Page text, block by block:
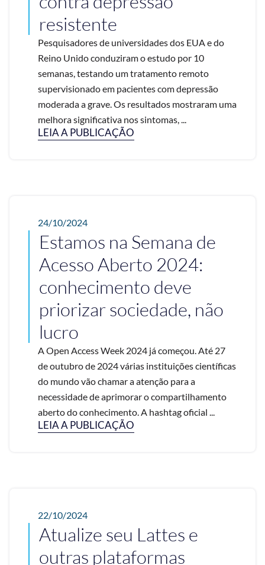
resistente
Pesquisadores de universidades dos EUA e do
Reino Unido conduziram o estudo por 10
semanas, testando um tratamento remoto
supervisionado em pacientes com depressão
moderada a grave. Os resultados mostraram uma
melhora significativa nos sintomas, ...
LEIA A PUBLICAÇÃO
24/10/2024
Estamos na Semana de
Acesso Aberto 2024:
conhecimento deve
priorizar sociedade, não
lucro
A Open Access Week 2024 já começou. Até 27
de outubro de 2024 várias instituições científicas
do mundo vão chamar a atenção para a
necessidade de aprimorar o compartilhamento
aberto do conhecimento. A hashtag oficial ...
LEIA A PUBLICAÇÃO
22/10/2024
Atualize seu Lattes e
outras plataformas